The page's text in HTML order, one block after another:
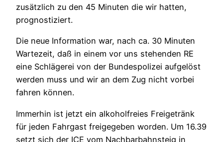
zusätzlich zu den 45 Minuten die wir hatten,
prognostiziert.
Die neue Information war, nach ca. 30 Minuten
Wartezeit, daß in einem vor uns stehenden RE
eine Schlägerei von der Bundespolizei aufgelöst
werden muss und wir an dem Zug nicht vorbei
fahren können.
Immerhin ist jetzt ein alkoholfreies Freigetränk
für jeden Fahrgast freigegeben worden. Um 16.39
setzt sich der ICE vom Nachbarbahnsteig in